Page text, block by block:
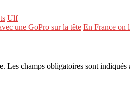
Ulf
une GoPro sur la tête En France on
Les champs obligatoires sont indiqués